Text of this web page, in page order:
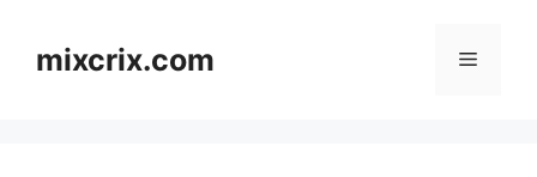
contentmixcrix.com Menu